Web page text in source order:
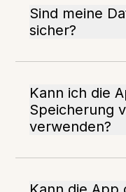
Sind meine
sicher?
Kann ich die
Speicherung
verwenden?